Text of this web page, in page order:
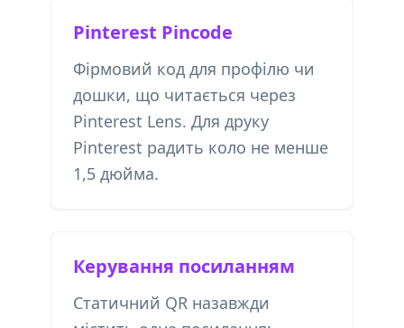
Pinterest Pincode
Фірмовий код для профілю чи
дошки, що читається через
Pinterest Lens. Для друку
Pinterest радить коло не менше
1,5 дюйма.
Керування посиланням
Статичний QR назавжди